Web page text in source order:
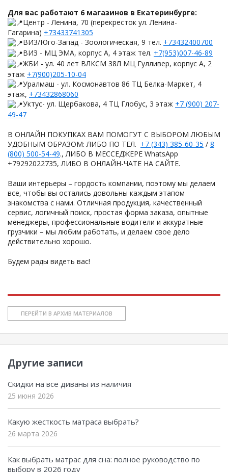
Для вас работают 6 магазинов в Екатеринбурге:
Центр - Ленина, 70 (перекресток ул. Ленина-
Гагарина) +73433741305
ВИЗ/Юго-Запад - Зоологическая, 9 тел. +73432400700
ВИЗ - МЦ ЭМА, корпус А, 4 этаж тел. +7(953)007-46-89
ЖБИ - ул. 40 лет ВЛКСМ 38Л МЦ Гулливер, корпус А, 2
этаж +7(900)205-10-04
Уралмаш - ул. Космонавтов 86 ТЦ Белка-Маркет, 4
этаж, +73432868060
Уктус- ул. Щербакова, 4 ТЦ Глобус, 3 этаж +7 (900) 207-
49-47
В ОНЛАЙН ПОКУПКАХ ВАМ ПОМОГУТ С ВЫБОРОМ ЛЮБЫМ
УДОБНЫМ ОБРАЗОМ: ЛИБО ПО ТЕЛ. +7 (343) 385-60-35 / 8
(800) 500-54-49., ЛИБО В МЕССЕДЖЕРЕ WhatsApp
+79292022735, ЛИБО В ОНЛАЙН-ЧАТЕ НА САЙТЕ.
Ваши интерьеры – гордость компании, поэтому мы делаем
все, чтобы вы остались довольны каждым этапом
знакомства с нами. Отличная продукция, качественный
сервис, логичный поиск, простая форма заказа, опытные
менеджеры, профессиональные водители и аккуратные
грузчики – мы любим работать, и делаем свое дело
действительно хорошо.
Будем рады видеть вас!
ПЕРЕЙТИ В АРХИВ МАТЕРИАЛОВ
Другие записи
Скидки на все диваны из наличия
25 июня 2026
Какую жесткость матраса выбрать?
26 марта 2026
Как выбрать матрас для сна: полное руководство по
выбору в 2026 году